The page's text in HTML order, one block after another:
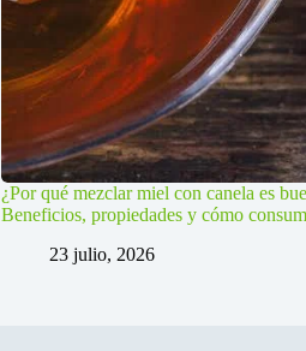
¿Por qué mezclar miel con canela es
Beneficios, propiedades y cómo
23 julio, 2026